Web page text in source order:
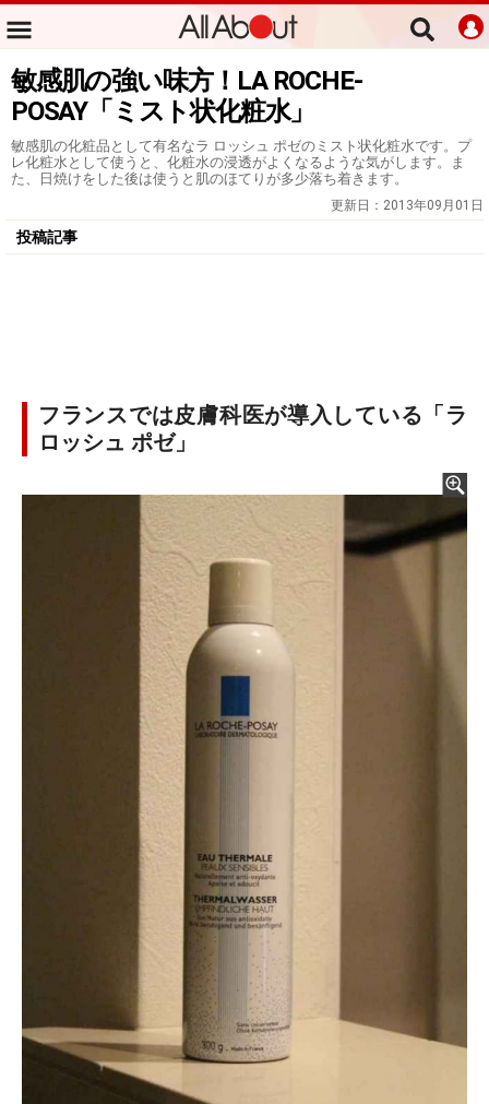
敏感肌の強い味方！LA ROCHE-
POSAY「ミスト状化粧水」
敏感肌の化粧品として有名なラ ロッシュ ポゼのミスト状化粧水です。プ
レ化粧水として使うと、化粧水の浸透がよくなるような気がします。ま
た、日焼けをした後は使うと肌のほてりが多少落ち着きます。
更新日： 2013年09月01日
投稿記事
フランスでは皮膚科医が導入している「ラ
ロッシュ ポゼ」